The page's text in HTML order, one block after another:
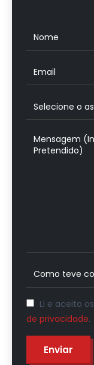
Li e aceito os
de privacidade.